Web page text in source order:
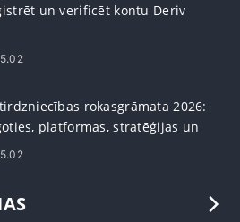
un verificēt kontu Deriv
rokasgrāmata 2026:
platformas, stratēģijas un